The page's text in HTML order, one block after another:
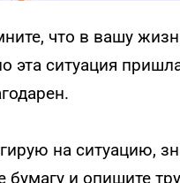
что в вашу
эта ситуация
на ситуацию,
и опишите